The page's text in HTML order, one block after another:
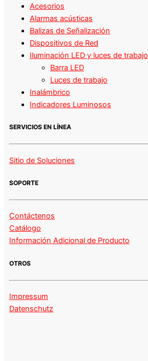
Acesorios
Alarmas acústicas
Balizas de Señalización
Dispositivos de Red
Iluminación LED y luces de trabajo
Barra LED
Luces de trabajo
Inalámbrico
Indicadores Luminosos
SERVICIOS EN LÍNEA
Sitio de Soluciones
SOPORTE
Contáctenos
Catálogo
Información Adicional de Producto
OTROS
Impressum
Datenschutz